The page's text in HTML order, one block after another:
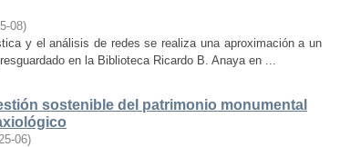
08)
y el análisis de redes se realiza una aproximación a un
en la Biblioteca Ricardo B. Anaya en ...
sostenible del patrimonio monumental
06)